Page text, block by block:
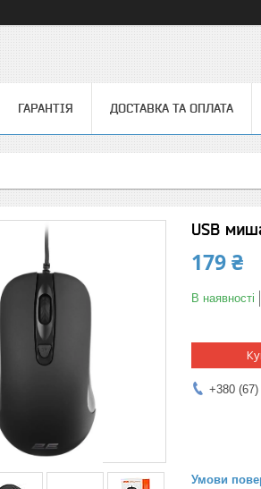
ГАРАНТІЯ ДОСТАВКА ТА ОПЛАТА
USB
179 ₴
В наявності
+380